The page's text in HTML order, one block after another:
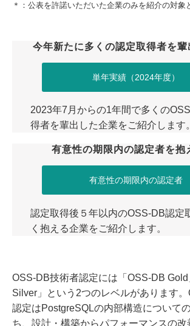
＊：公表を許諾いただいた企業のみを紹介の対象
今年新たに多くの認定取得者を輩
単年実績（2024年度）
2023年7月からの1年間で多くの
得者を輩出した企業をご紹介します。
有意性の期限内の認定者を抱
有意性の期限内の認定者
認定取得後５年以内のOSS-DB認定
く抱える企業をご紹介します。
OSS-DB技術者認定には「OSS-DB
Silver」という2つのレベルがあります
認定はPostgreSQLの内部構造について
ち、設計・構築からパフォーマンスの改